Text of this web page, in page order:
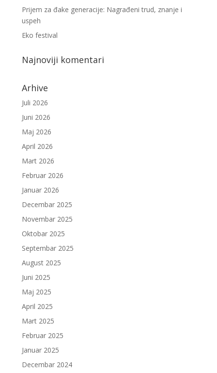
Prijem za đake generacije: Nagrađeni trud, znanje i
uspeh
Eko festival
Najnoviji komentari
Arhive
Juli 2026
Juni 2026
Maj 2026
April 2026
Mart 2026
Februar 2026
Januar 2026
Decembar 2025
Novembar 2025
Oktobar 2025
Septembar 2025
August 2025
Juni 2025
Maj 2025
April 2025
Mart 2025
Februar 2025
Januar 2025
Decembar 2024